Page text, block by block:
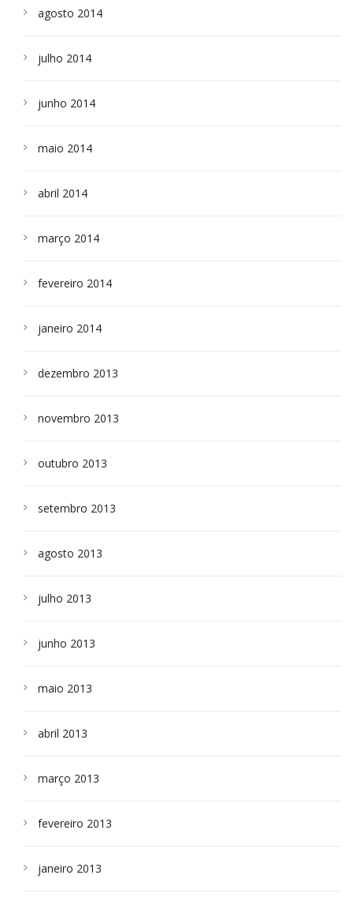
agosto 2014
julho 2014
junho 2014
maio 2014
abril 2014
março 2014
fevereiro 2014
janeiro 2014
dezembro 2013
novembro 2013
outubro 2013
setembro 2013
agosto 2013
julho 2013
junho 2013
maio 2013
abril 2013
março 2013
fevereiro 2013
janeiro 2013